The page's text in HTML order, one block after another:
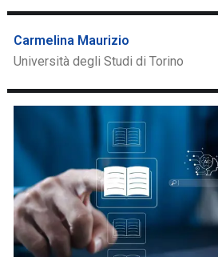
Carmelina Maurizio
Università degli Studi di Torino